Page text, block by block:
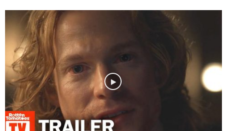
–
S
h
d
o
L
o
た
「
の
パ
ワ
ー
フ
W
系
青
春
ド
す
じ
ネ
タ
レ
解
ら
す
じ
・